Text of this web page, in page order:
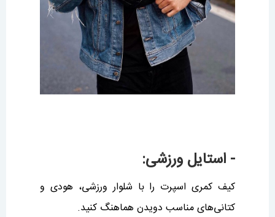
- استایل ورزشی:
کیف کمری اسپرت را با شلوار ورزشی، هودی و
کتانی‌های مناسب دویدن هماهنگ کنید.